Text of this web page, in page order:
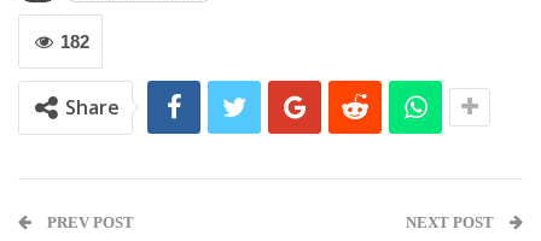
182
Share
PREV POST NEXT POST